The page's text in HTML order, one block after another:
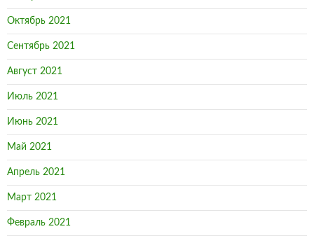
Октябрь 2021
Сентябрь 2021
Август 2021
Июль 2021
Июнь 2021
Май 2021
Апрель 2021
Март 2021
Февраль 2021